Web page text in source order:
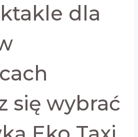
dla
się wybrać